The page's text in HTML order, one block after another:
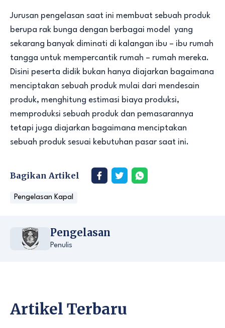
Jurusan pengelasan saat ini membuat sebuah produk
berupa rak bunga dengan berbagai model yang
sekarang banyak diminati di kalangan ibu – ibu rumah
tangga untuk mempercantik rumah – rumah mereka.
Disini peserta didik bukan hanya diajarkan bagaimana
menciptakan sebuah produk mulai dari mendesain
produk, menghitung estimasi biaya produksi,
memproduksi sebuah produk dan pemasarannya
tetapi juga diajarkan bagaimana menciptakan
sebuah produk sesuai kebutuhan pasar saat ini.
Bagikan Artikel
Pengelasan Kapal
Pengelasan
Penulis
Artikel Terbaru